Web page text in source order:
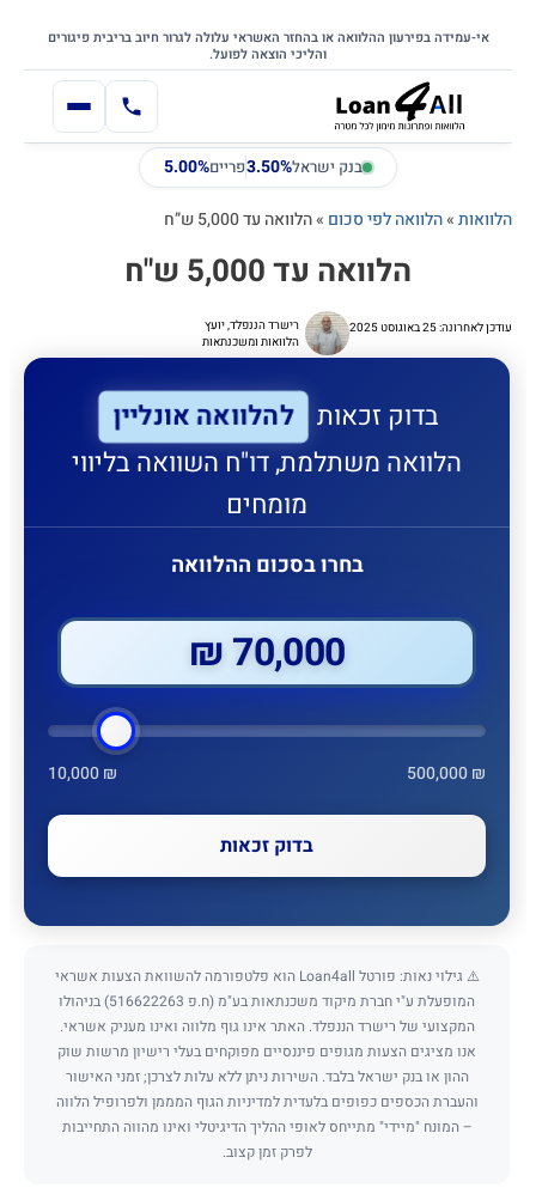
לתוכן
דלג לתוכן הראשי
אי-עמידה בפירעון ההלוואה או בהחזר האשראי עלולה לגרור חיוב בריבית פיגורים
והליכי הוצאה לפועל.
בנק ישראל3.50%פריים5.00%
הלוואות»הלוואה לפי סכום »הלוואה עד 5,000 ש”ח
הלוואה עד 5,000 ש"ח
עודכן לאחרונה: 25 באוגוסט 2025
רישרד הננפלד, יועץ
הלוואות ומשכנתאות
בדוק זכאות להלוואה אונליין
הלוואה משתלמת, דו"ח השוואה בליווי
מומחים
בחרו בסכום ההלוואה
70,000 ₪
10,000 ₪ 500,000 ₪
בדוק זכאות
⚠️ גילוי נאות: פורטל Loan4all הוא פלטפורמה להשוואת הצעות אשראי
המופעלת ע"י חברת מיקוד משכנתאות בע"מ (ח.פ 516622263) בניהולו
המקצועי של רישרד הננפלד. האתר אינו גוף מלווה ואינו מעניק אשראי.
אנו מציגים הצעות מגופים פיננסיים מפוקחים בעלי רישיון מרשות שוק
ההון או בנק ישראל בלבד. השירות ניתן ללא עלות לצרכן; זמני האישור
והעברת הכספים כפופים בלעדית למדיניות הגוף המממן ולפרופיל הלווה
– המונח "מיידי" מתייחס לאופי ההליך הדיגיטלי ואינו מהווה התחייבות
לפרק זמן קצוב.